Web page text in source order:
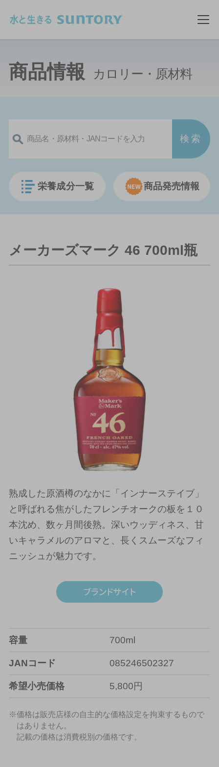
メ
商品情報 カロリー・原材料
栄養成分一覧 商品発売情報
メーカーズマーク 46 700ml瓶
熟成した原酒樽のなかに「インナーステイブ」
と呼ばれる焦がしたフレンチオークの板を１０
本沈め、数ヶ月間後熟。深いウッディネス、甘
いキャラメルのアロマと、長くスムーズなフィ
ニッシュが魅力です。
容量 700ml
JANコード 085246502327
希望小売価格 5,800円
※価格は販売店様の自主的な価格設定を拘束するもので
はありません。
記載の価格は消費税別の価格です。